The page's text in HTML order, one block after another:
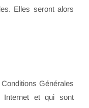
Elles seront alors
Générales
et qui sont